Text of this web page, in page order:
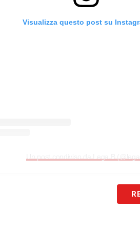
Visualizza questo post su
DELLE NOSTRE TOP